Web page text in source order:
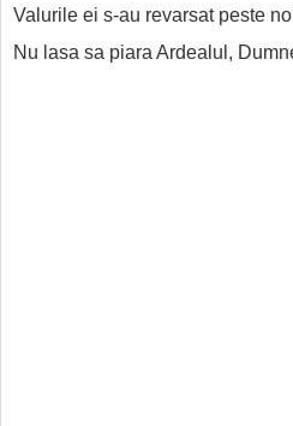
Valurile ei s-au revarsat peste
Nu lasa sa piara Ardealul,